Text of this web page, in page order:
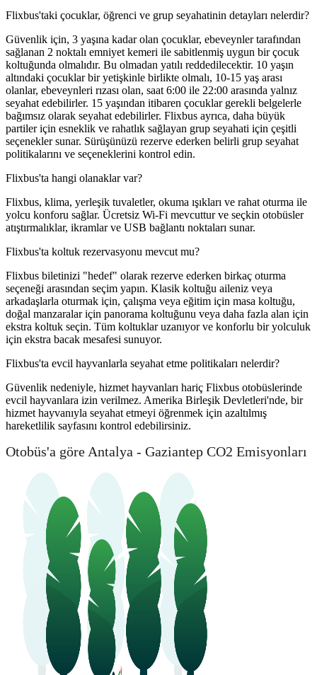
Flixbus'taki çocuklar, öğrenci ve grup seyahatinin detayları nelerdir?
Güvenlik için, 3 yaşına kadar olan çocuklar, ebeveynler tarafından
sağlanan 2 noktalı emniyet kemeri ile sabitlenmiş uygun bir çocuk
koltuğunda olmalıdır. Bu olmadan yatılı reddedilecektir. 10 yaşın
altındaki çocuklar bir yetişkinle birlikte olmalı, 10-15 yaş arası
olanlar, ebeveynleri rızası olan, saat 6:00 ile 22:00 arasında yalnız
seyahat edebilirler. 15 yaşından itibaren çocuklar gerekli belgelerle
bağımsız olarak seyahat edebilirler. Flixbus ayrıca, daha büyük
partiler için esneklik ve rahatlık sağlayan grup seyahati için çeşitli
seçenekler sunar. Sürüşünüzü rezerve ederken belirli grup seyahat
politikalarını ve seçeneklerini kontrol edin.
Flixbus'ta hangi olanaklar var?
Flixbus, klima, yerleşik tuvaletler, okuma ışıkları ve rahat oturma ile
yolcu konforu sağlar. Ücretsiz Wi-Fi mevcuttur ve seçkin otobüsler
atıştırmalıklar, ikramlar ve USB bağlantı noktaları sunar.
Flixbus'ta koltuk rezervasyonu mevcut mu?
Flixbus biletinizi "hedef" olarak rezerve ederken birkaç oturma
seçeneği arasından seçim yapın. Klasik koltuğu aileniz veya
arkadaşlarla oturmak için, çalışma veya eğitim için masa koltuğu,
doğal manzaralar için panorama koltuğunu veya daha fazla alan için
ekstra koltuk seçin. Tüm koltuklar uzanıyor ve konforlu bir yolculuk
için ekstra bacak mesafesi sunuyor.
Flixbus'ta evcil hayvanlarla seyahat etme politikaları nelerdir?
Güvenlik nedeniyle, hizmet hayvanları hariç Flixbus otobüslerinde
evcil hayvanlara izin verilmez. Amerika Birleşik Devletleri'nde, bir
hizmet hayvanıyla seyahat etmeyi öğrenmek için azaltılmış
hareketlilik sayfasını kontrol edebilirsiniz.
Otobüs'a göre Antalya - Gaziantep CO2 Emisyonları